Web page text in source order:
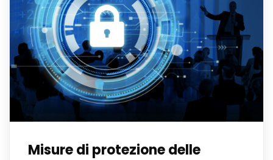
Misure di protezione delle